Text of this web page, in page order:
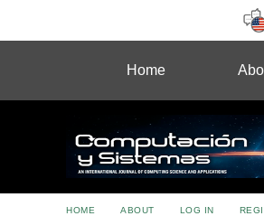
Home
HOME ABOUT LOG IN